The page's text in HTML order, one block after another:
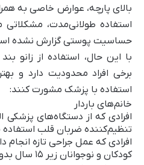
بالای پارچه، عوارض خاصی به
استفاده طولانی‌مدت،
حساسیت پوستی گزارش نشده
با این حال، استفاده از زانو
برخی افراد محدودیت دارد و
استفاده با پزشک مشورت کنند:
خانم‌های باردار
افرادی که از دستگاه‌های پزشکی
تنظیم‌کننده ضربان قلب
افرادی که عمل جراحی تازه انجام
کودکان و نوجوانان زیر ۱۵ سال بدون تجویز پزشک